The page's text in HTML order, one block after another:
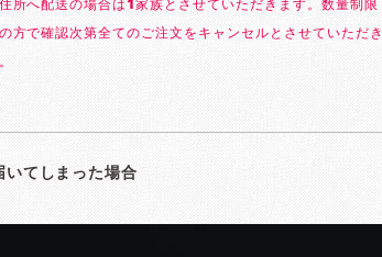
所へ配送の場合は1家族とさせていただきます。数量制限
方で確認次第全てのご注文をキャンセルとさせていただき
てしまった場合